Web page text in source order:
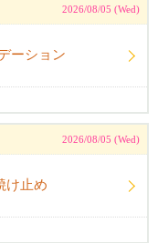
2026/08/05 (Wed)
ーション
2026/08/05 (Wed)
け止め